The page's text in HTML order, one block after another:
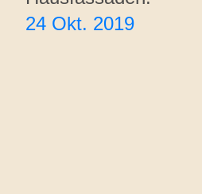
24 Okt. 2019